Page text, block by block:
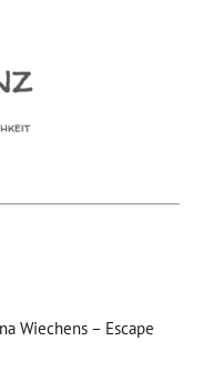
Wiechens – Escape